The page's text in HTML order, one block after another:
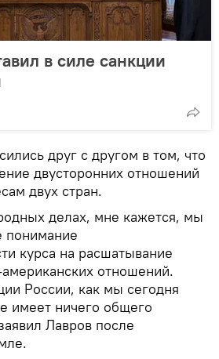
в силе санкции
друг с другом в том, что
двусторонних отношений
двух стран.
делах, мне кажется, мы
понимание
курса на расшатывание
отношений.
России, как мы сегодня
имеет ничего общего
Лавров после